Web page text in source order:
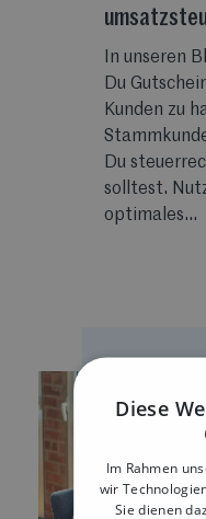
In unseren
Du
Kunden zu
Du
solltest.
optimales...
Diese
Im Rahmen
wir
Sie dienen